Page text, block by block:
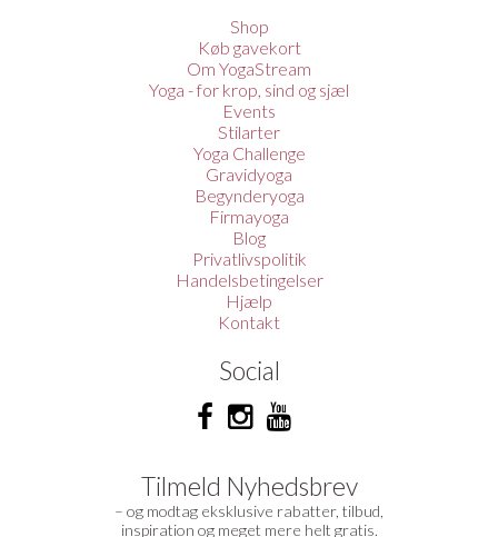
Shop
Køb gavekort
Om YogaStream
Yoga - for krop, sind og sjæl
Events
Stilarter
Yoga Challenge
Gravidyoga
Begynderyoga
Firmayoga
Blog
Privatlivspolitik
Handelsbetingelser
Hjælp
Kontakt
Social
Tilmeld Nyhedsbrev
– og modtag eksklusive rabatter, tilbud,
inspiration og meget mere helt gratis.